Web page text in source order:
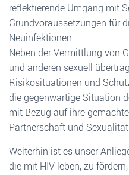
reflektierende Umgang mit
Grundvoraussetzungen für
Neuinfektionen.
Neben der Vermittlung von
und anderen sexuell
Risikosituationen und
die gegenwärtige Situation
mit Bezug auf ihre
Partnerschaft und
Weiterhin ist es unser
die mit HIV leben, zu